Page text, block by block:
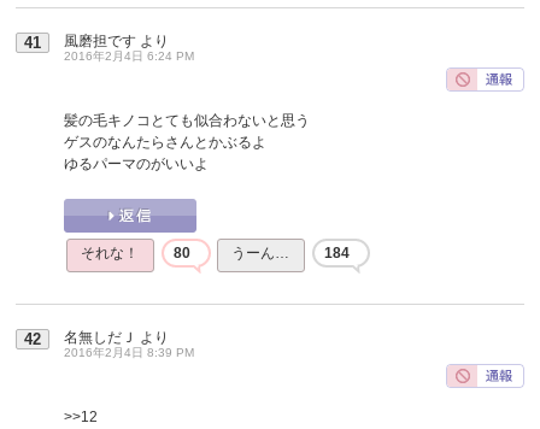
41 風磨担です より
2016年2月4日 6:24 PM
髪の毛キノコとても似合わないと思う
ゲスのなんたらさんとかぶるよ
ゆるパーマのがいいよ
それな！ 80 うーん… 184
42 名無しだＪ より
2016年2月4日 8:39 PM
>>12